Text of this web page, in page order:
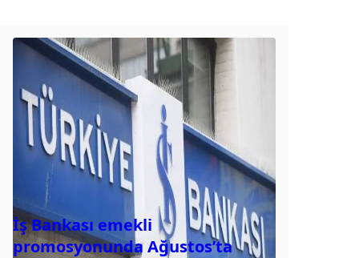
İş Bankası emekli
promosyonunda Ağustos’ta